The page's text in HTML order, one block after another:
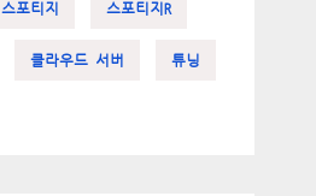
스포티지 스포티지R
클라우드 서버 튜닝